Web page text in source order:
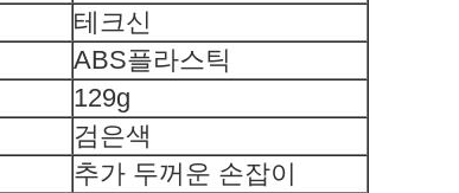
테크신
ABS플라스틱
129g
검은색
추가 두꺼운 손잡이